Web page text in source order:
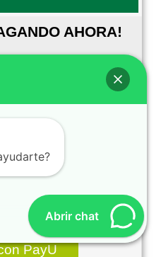
AHORA!
hasta el
PayU
Abrir chat